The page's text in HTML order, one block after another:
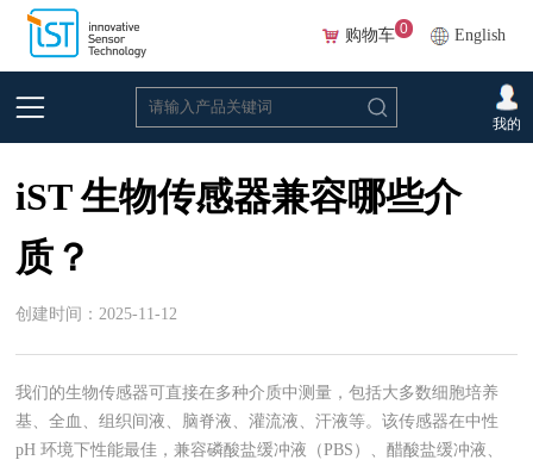
English
购物车 0
我的
首页 >生物
iST 生物传感器兼容哪些介
质？
创建时间：2025-11-12
我们的生物传感器可直接在多种介质中测量，包括大多数细胞培养
基、全血、组织间液、脑脊液、灌流液、汗液等。该传感器在中性
pH 环境下性能最佳，兼容磷酸盐缓冲液（PBS）、醋酸盐缓冲液、